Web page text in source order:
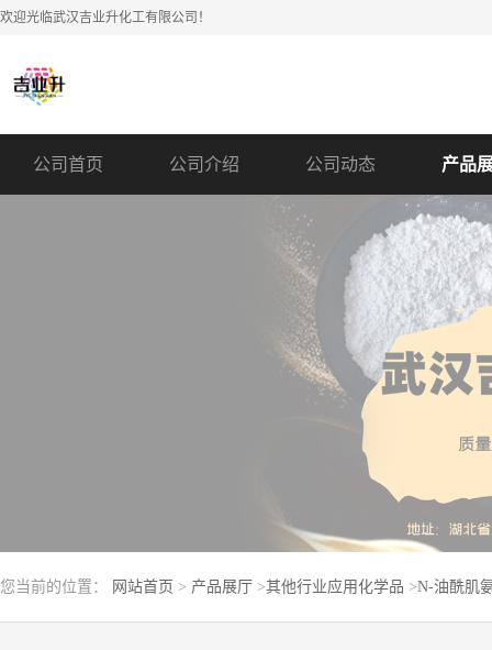
欢迎光临武汉吉业升化工有限公司！
公司首页 公司介绍 公司动态 产品
您当前的位置： 网站首页 > 产品展厅 >其他行业应用化学品 >N-油酰肌